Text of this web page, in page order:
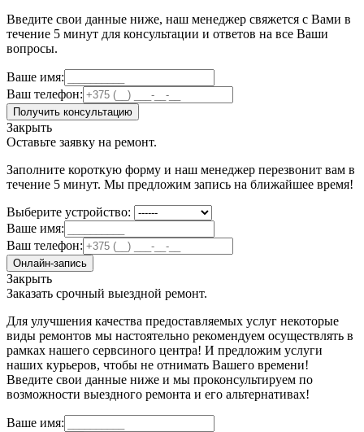
Введите свои данные ниже, наш менеджер свяжется с Вами в
течение 5 минут для консультации и ответов на все Ваши
вопросы.
Ваше имя:
Ваш телефон:
Получить консультацию
Закрыть
Оставьте заявку на ремонт.
Заполните короткую форму и наш менеджер перезвонит вам в
течение 5 минут. Мы предложим запись на ближайшее время!
Выберите устройство:
Ваше имя:
Ваш телефон:
Онлайн-запись
Закрыть
Заказать срочный выездной ремонт.
Для улучшения качества предоставляемых услуг некоторые
виды ремонтов мы настоятельно рекомендуем осуществлять в
рамках нашего сервсиного центра! И предложим услуги
наших курьеров, чтобы не отнимать Вашего времени!
Введите свои данные ниже и мы проконсультируем по
возможности выездного ремонта и его альтернативах!
Ваше имя: